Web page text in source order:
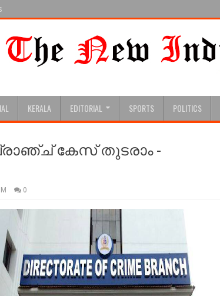
KERALA EDITORIAL SPORTS POLITICS
കേസ് തുടരാം -
0